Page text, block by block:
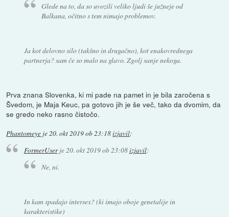
Glede na to, da so uvozili veliko ljudi še južneje od
Balkana, očitno s tem nimajo problemov.
Ja kot delovno silo (takšno in drugačno), kot enakovrednega
partnerja? sam če so malo na glavo. Zgolj sanje nekoga.
Prva znana Slovenka, ki mi pade na pamet in je bila zaročena s
Švedom, je Maja Keuc, pa gotovo jih je še več, tako da dvomim, da
se gredo neko rasno čistočo.
Phantomeye je20. okt 2019 ob 23:18izjavil:
FormerUserje20. okt 2019 ob 23:08izjavil:
Ne, ni.
In kam spadajo intersex? (ki imajo oboje genetalije in
karakteristike)